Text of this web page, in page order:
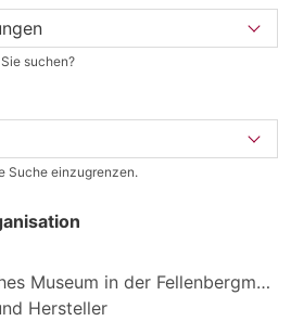
suchen?
Suche einzugrenzen.
Museum in der Fellenbergmühle
Hersteller